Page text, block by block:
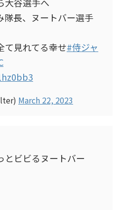
隊長、ヌートバー選手
て見れてる幸せ#侍ジャ
March 22, 2023
とビビるヌートバー